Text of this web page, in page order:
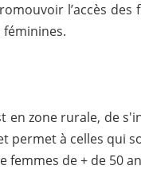
l’accès
en zone rurale, de
à celles qui
femmes de + de 50